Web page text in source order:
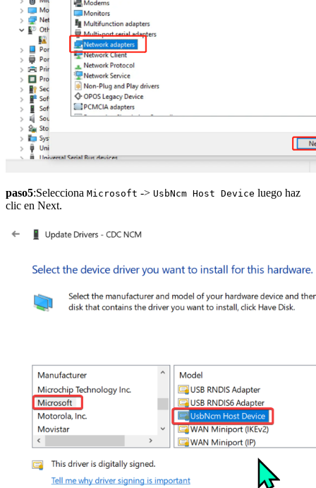
paso5:Selecciona Microsoft -> UsbNcm Host Device luego haz
clic en Next.